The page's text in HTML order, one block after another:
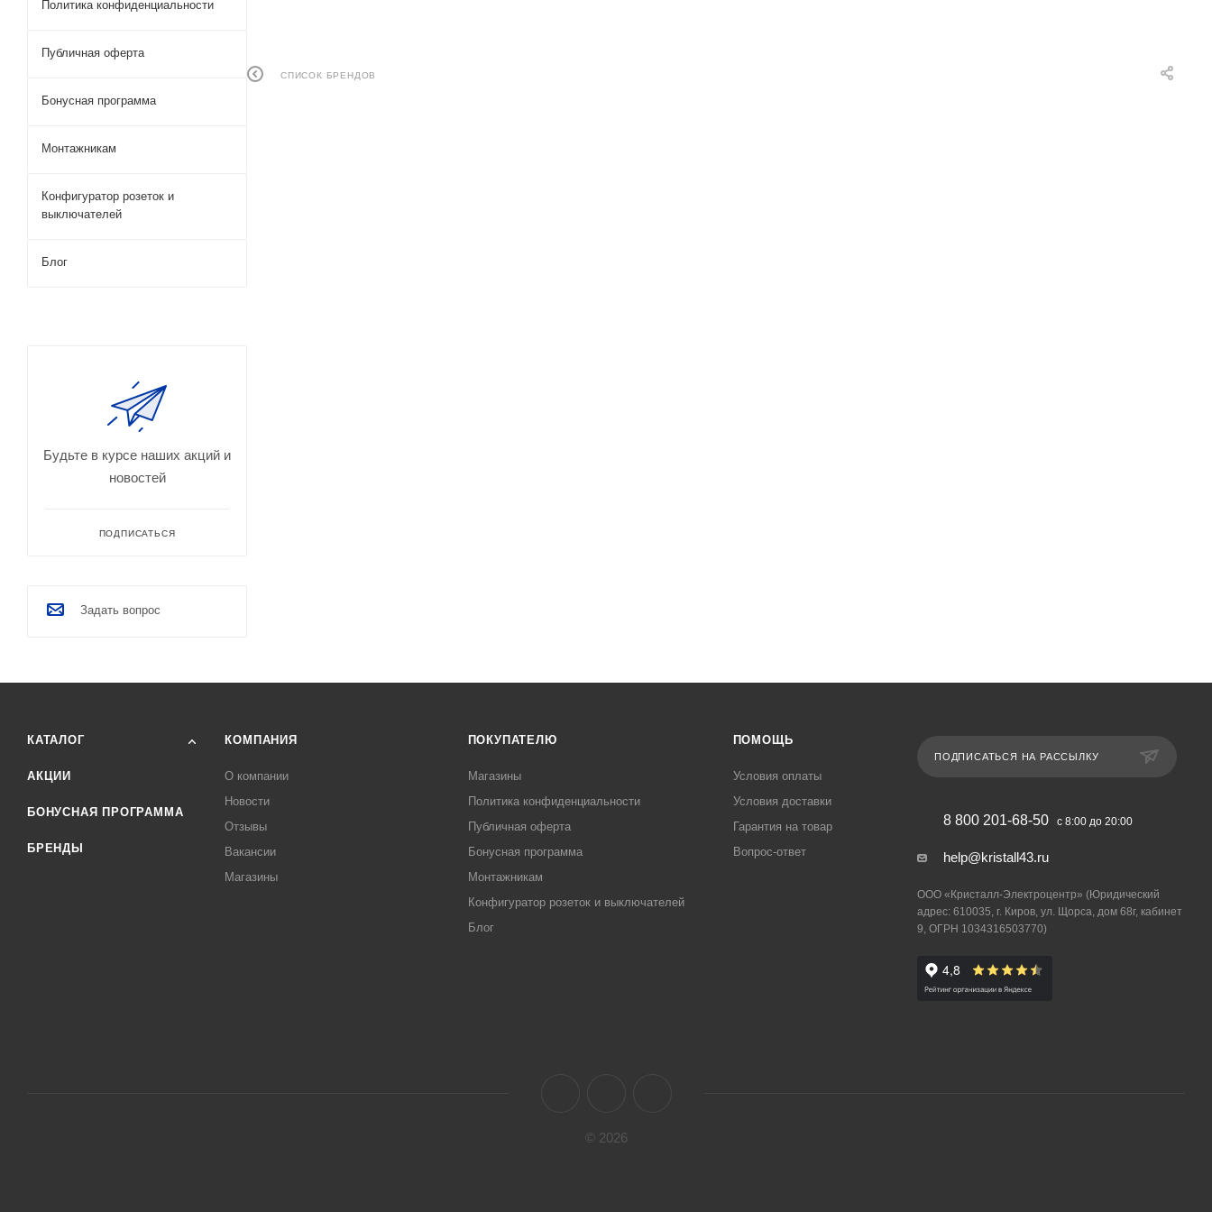
СПИСОК БРЕНДОВ
Политика конфиденциальности
Публичная оферта
Бонусная программа
Монтажникам
Конфигуратор розеток и
выключателей
Блог
Будьте в курсе наших акций и
новостей
ПОДПИСАТЬСЯ
Задать вопрос
КАТАЛОГ
АКЦИИ
БОНУСНАЯ ПРОГРАММА
БРЕНДЫ
КОМПАНИЯ
О компании
Новости
Отзывы
Вакансии
Магазины
ПОКУПАТЕЛЮ
Магазины
Политика конфиденциальности
Публичная оферта
Бонусная программа
Монтажникам
Конфигуратор розеток и выключателей
Блог
ПОМОЩЬ
Условия оплаты
Условия доставки
Гарантия на товар
Вопрос-ответ
ПОДПИСАТЬСЯ НА РАССЫЛКУ
8 800 201-68-50 с 8:00 до 20:00
help@kristall43.ru
ООО «Кристалл-Электроцентр» (Юридический
адрес: 610035, г. Киров, ул. Щорса, дом 68г, кабинет
9, ОГРН 1034316503770)
© 2026